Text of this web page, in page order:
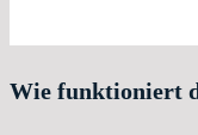
Wie funktioniert